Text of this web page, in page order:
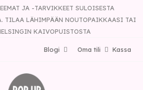
JA -TARVIKKEET SULOISESTA
TILAA LÄHIMPÄÄN NOUTOPAIKKAASI TAI
KAIVOPUISTOSTA
Kassa
Oma tili
Blogi